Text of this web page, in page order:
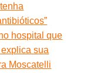
hospital que
sua
Moscatelli